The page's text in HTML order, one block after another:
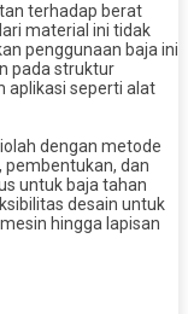
terhadap berat
material ini tidak
penggunaan baja ini
pada struktur
aplikasi seperti alat
dengan metode
dan
untuk baja tahan
desain untuk
hingga lapisan